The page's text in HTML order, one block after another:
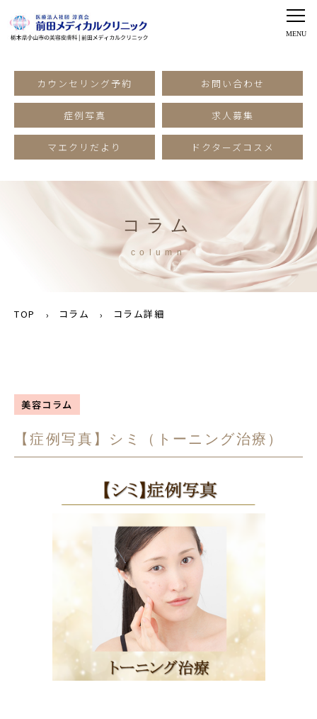
カウンセリング予約 お問い合わせ
症例写真 求人募集
マエクリだより ドクターズコスメ
コラム
column
TOP コラム コラム詳細
美容コラム
【症例写真】シミ（トーニング治療）